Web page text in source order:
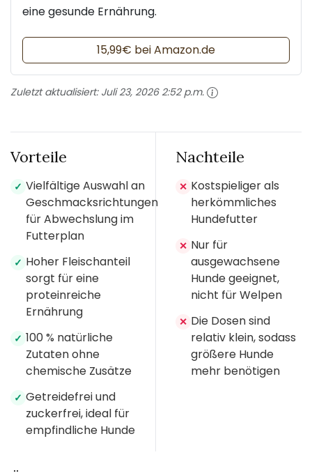
eine gesunde Ernährung.
15,99€ bei Amazon.de
Zuletzt aktualisiert: Juli 23, 2026 2:52 p.m.
Vorteile
✓ Vielfältige Auswahl an
Geschmacksrichtungen
für Abwechslung im
Futterplan
✓ Hoher Fleischanteil
sorgt für eine
proteinreiche
Ernährung
✓ 100 % natürliche
Zutaten ohne
chemische Zusätze
✓ Getreidefrei und
zuckerfrei, ideal für
empfindliche Hunde
Nachteile
✕ Kostspieliger als
herkömmliches
Hundefutter
✕ Nur für
ausgewachsene
Hunde geeignet,
nicht für Welpen
✕ Die Dosen sind
relativ klein, sodass
größere Hunde
mehr benötigen